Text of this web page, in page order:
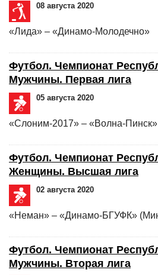
08 августа 2020
«Лида» – «Динамо-Молодечно»
Футбол. Чемпионат
Мужчины. Первая лига
05 августа 2020
«Слоним-2017» – «Волна-Пинск»
Футбол. Чемпионат
Женщины. Высшая лига
02 августа 2020
«Неман» – «Динамо-БГУФК»
Футбол. Чемпионат
Мужчины. Вторая лига